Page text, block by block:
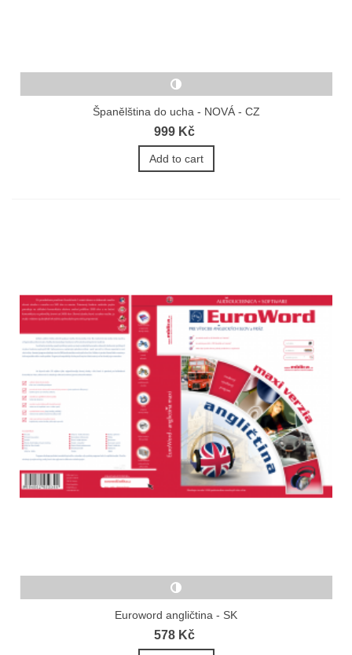
Španělština do ucha - NOVÁ - CZ
999 Kč
Add to cart
Euroword angličtina - SK
578 Kč